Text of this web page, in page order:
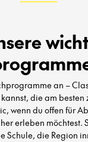
an –
die am besten
wenn du offen für
erleben möchtest.
Schule, die Region